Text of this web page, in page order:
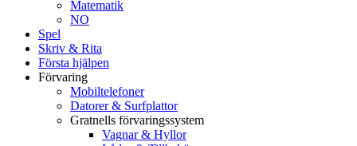
Matematik
NO
Spel
Skriv & Rita
Första hjälpen
Förvaring
Mobiltelefoner
Datorer & Surfplattor
Gratnells förvaringssystem
Vagnar & Hyllor